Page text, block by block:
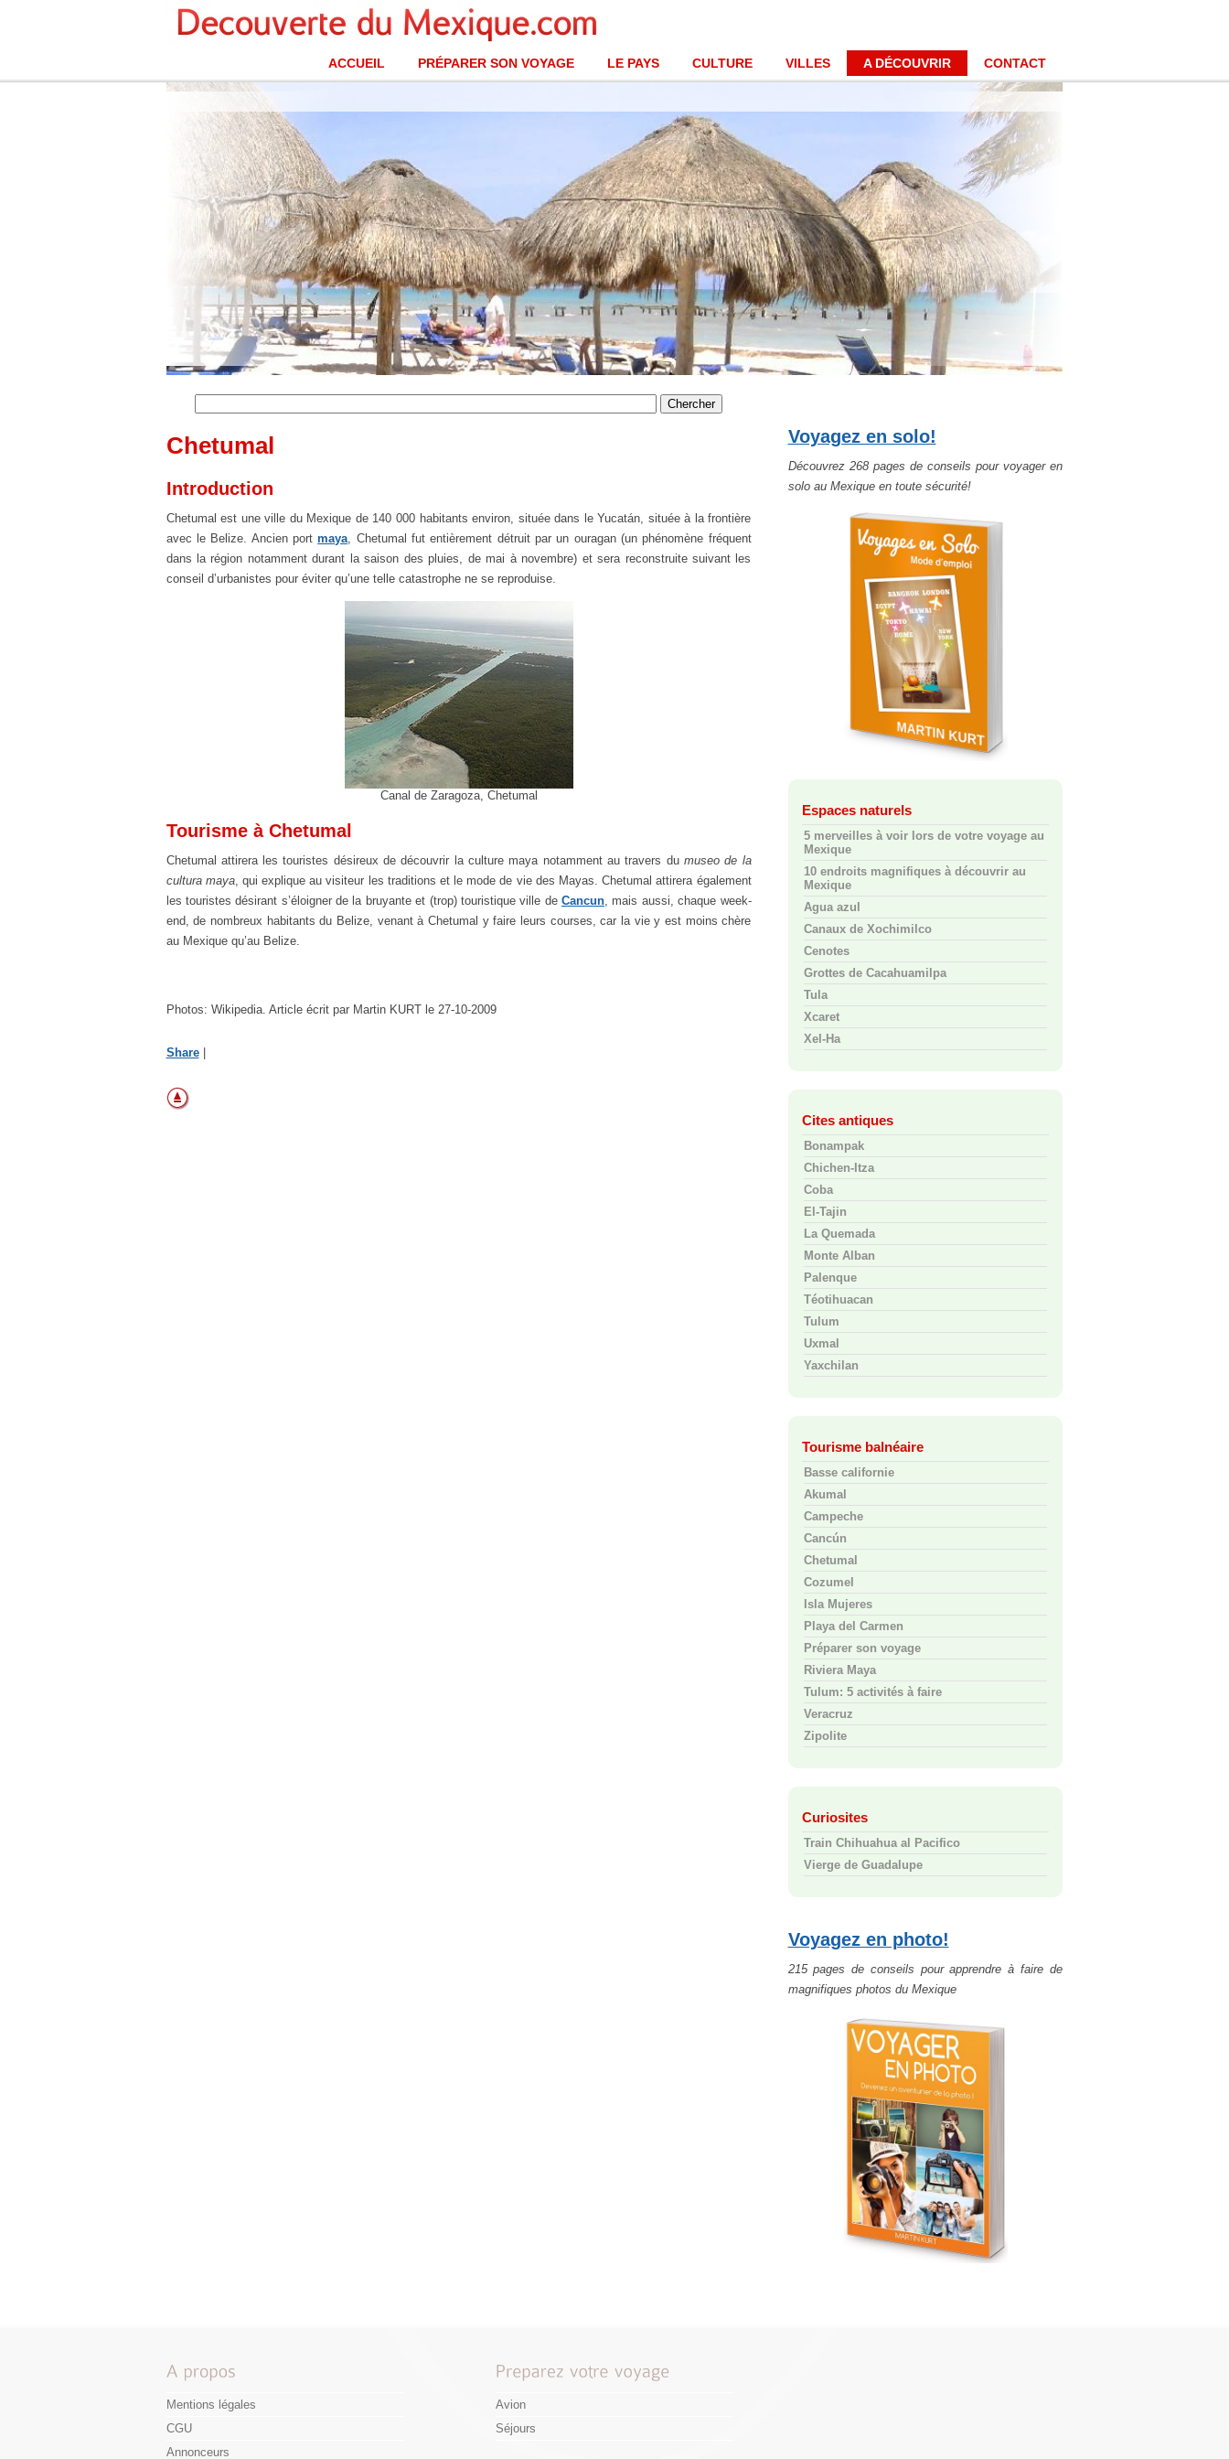
ACCUEIL PRÉPARER SON VOYAGE LE PAYS CULTURE VILLES A DÉCOUVRIR CONTACT
Chetumal
Introduction
Chetumal est une ville du Mexique de 140 000 habitants environ, située dans le Yucatán, située à la frontière
avec le Belize. Ancien portmaya, Chetumal fut entièrement détruit par un ouragan (un phénomène fréquent
dans la région notamment durant la saison des pluies, de mai à novembre) et sera reconstruite suivant les
conseil d’urbanistes pour éviter qu’une telle catastrophe ne se reproduise.
Canal de Zaragoza, Chetumal
Tourisme à Chetumal
Chetumal attirera les touristes désireux de découvrir la culture maya notamment au travers du museo de la
cultura maya, qui explique au visiteur les traditions et le mode de vie des Mayas. Chetumal attirera également
les touristes désirant s’éloigner de la bruyante et (trop) touristique ville de Cancun, mais aussi, chaque week-
end, de nombreux habitants du Belize, venant à Chetumal y faire leurs courses, car la vie y est moins chère
au Mexique qu’au Belize.
Photos: Wikipedia. Article écrit par Martin KURT le 27-10-2009
Share
Voyagez en solo!
Découvrez 268 pages de conseils pour voyager en
solo au Mexique en toute sécurité!
Espaces naturels
5 merveilles à voir lors de votre voyage au
Mexique
10 endroits magnifiques à découvrir au
Mexique
Agua azul
Canaux de Xochimilco
Cenotes
Grottes de Cacahuamilpa
Tula
Xcaret
Xel-Ha
Cites antiques
Bonampak
Chichen-Itza
Coba
El-Tajin
La Quemada
Monte Alban
Palenque
Téotihuacan
Tulum
Uxmal
Yaxchilan
Tourisme balnéaire
Basse californie
Akumal
Campeche
Cancún
Chetumal
Cozumel
Isla Mujeres
Playa del Carmen
Préparer son voyage
Riviera Maya
Tulum: 5 activités à faire
Veracruz
Zipolite
Curiosites
Train Chihuahua al Pacifico
Vierge de Guadalupe
Voyagez en photo!
215 pages de conseils pour apprendre à faire de
magnifiques photos du Mexique
Mentions légales
CGU
Annonceurs
Avion
Séjours